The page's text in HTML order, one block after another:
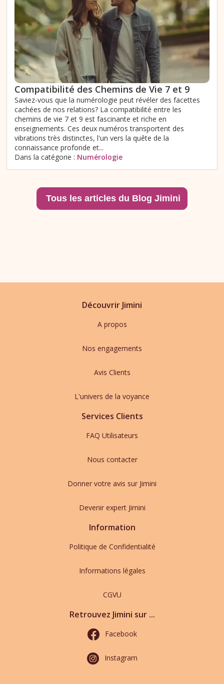
Compatibilité des Chemins de Vie 7 et 9
Saviez-vous que la numérologie peut révéler des facettes
cachées de nos relations? La compatibilité entre les
chemins de vie 7 et 9 est fascinante et riche en
enseignements. Ces deux numéros transportent des
vibrations très distinctes, l'un vers la quête de la
connaissance profonde et...
Dans la catégorie : Numérologie
Découvrir Jimini
A propos
Nos engagements
Avis Clients
L'univers de la voyance
Services Clients
FAQ Utilisateurs
Nous contacter
Donner votre avis sur Jimini
Devenir expert Jimini
Information
Politique de Confidentialité
Informations légales
CGVU
Retrouvez Jimini sur ...
Facebook
Instagram